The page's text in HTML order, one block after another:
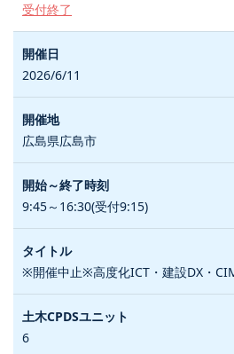
受付終了
2026/6/11
広島県広島市
9:45～16:30(受付9:15)
※開催中止※高度化ICT・建設DX・
6